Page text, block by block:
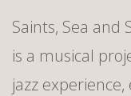
Saints, Sea and
is a musical
jazz